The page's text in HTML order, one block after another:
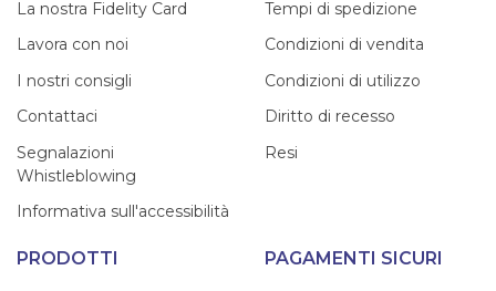
La nostra Fidelity Card
Lavora con noi
I nostri consigli
Contattaci
Segnalazioni
Whistleblowing
Informativa sull'accessibilità
Tempi di spedizione
Condizioni di vendita
Condizioni di utilizzo
Diritto di recesso
Resi
PRODOTTI PAGAMENTI SICURI